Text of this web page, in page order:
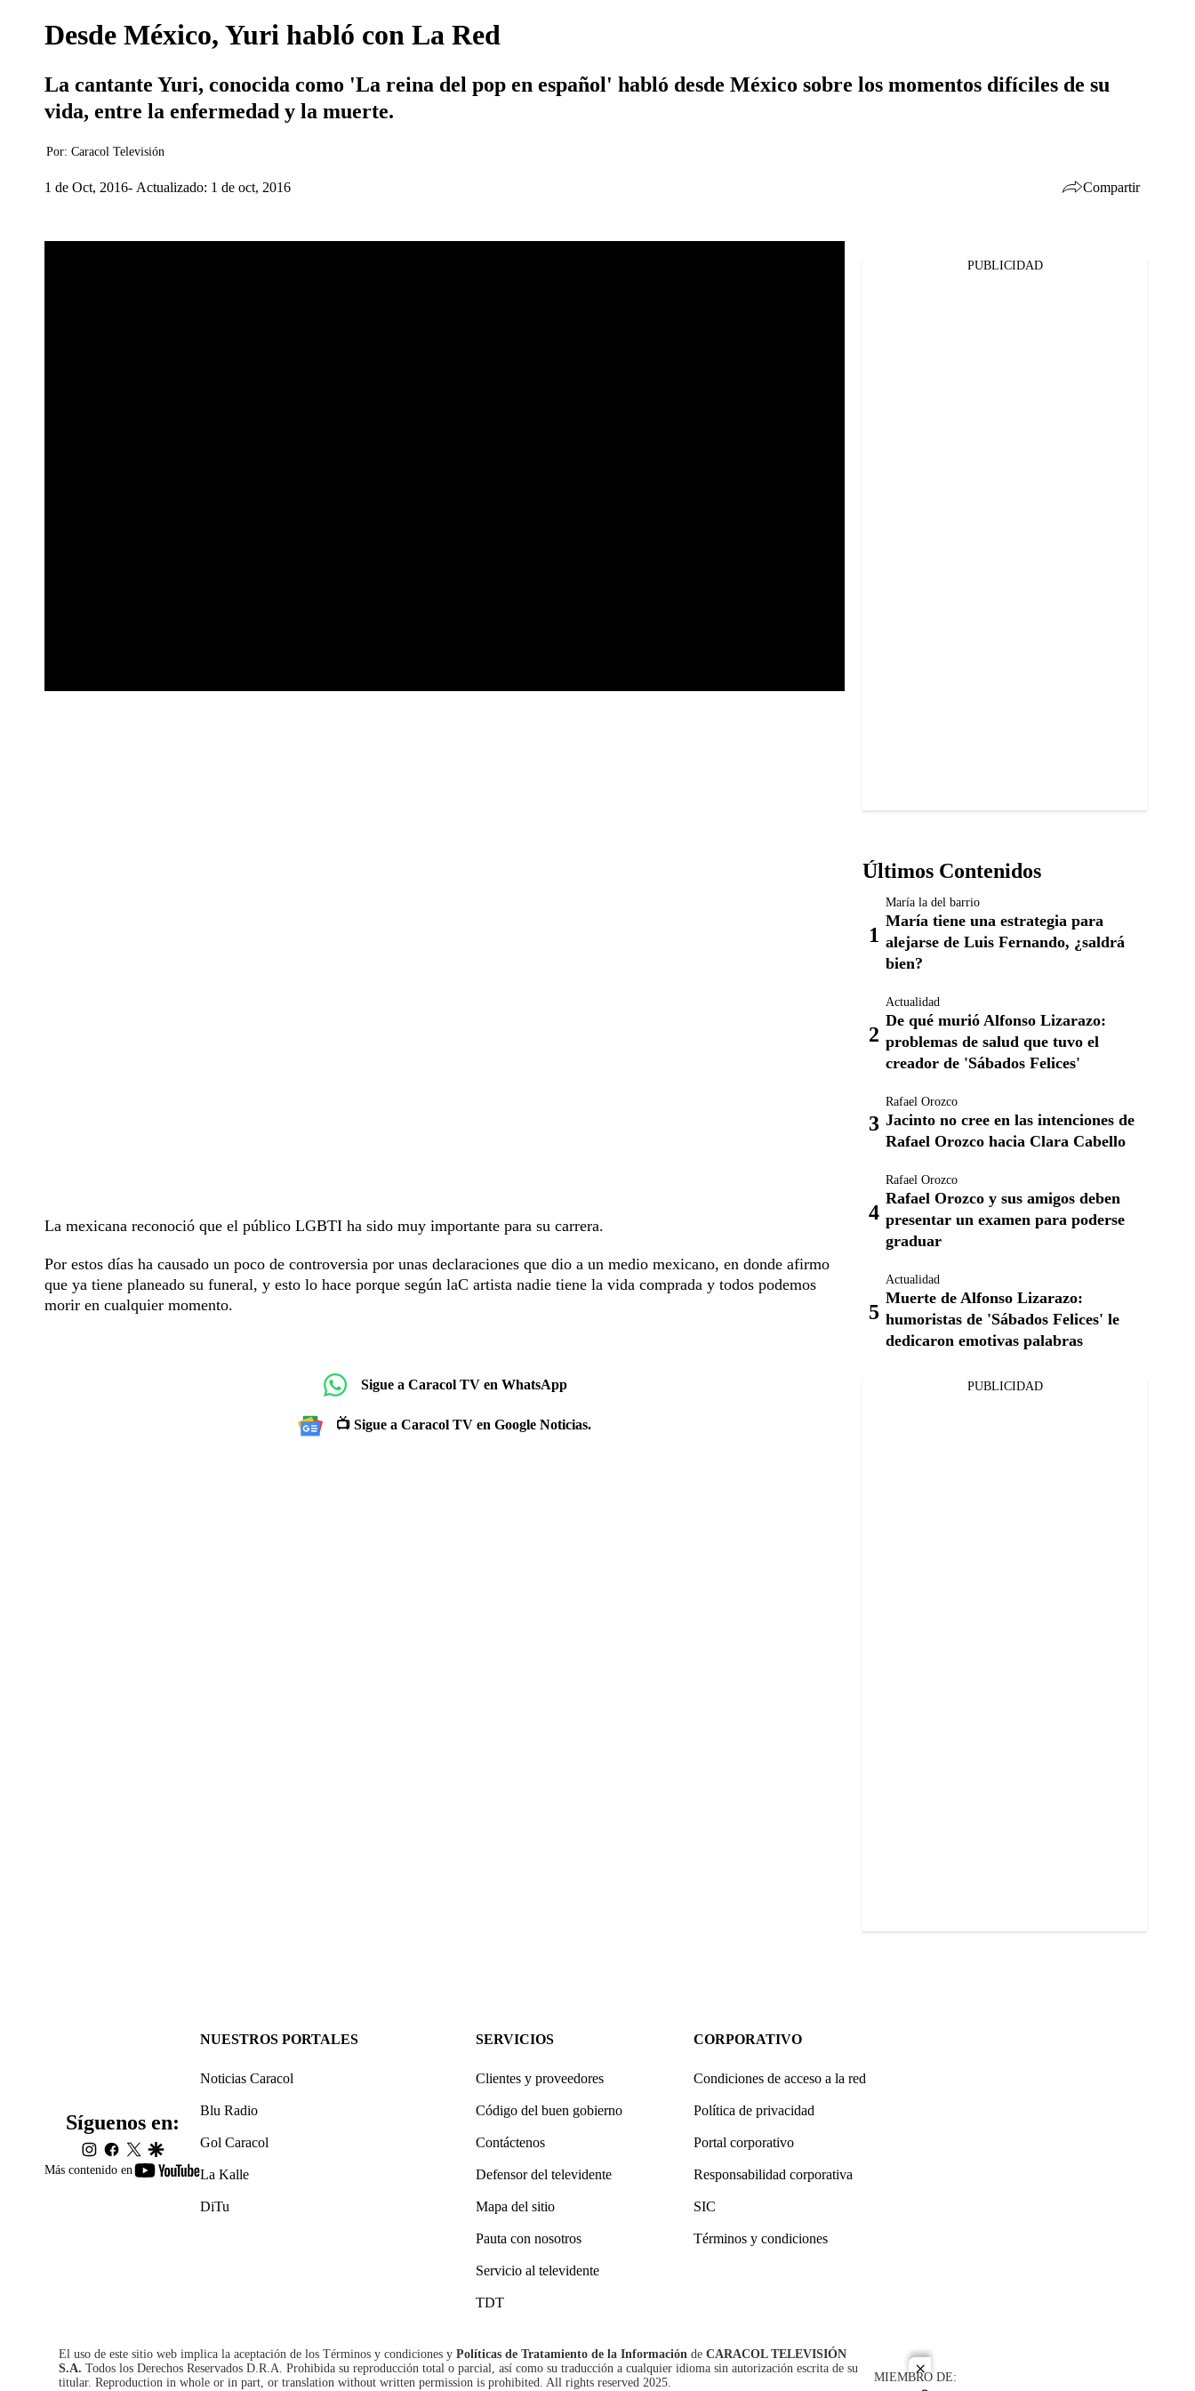
close
Desde México, Yuri habló con La Red
La cantante Yuri, conocida como 'La reina del pop en español' habló desde México sobre los momentos difíciles de su
vida, entre la enfermedad y la muerte.
Por: Caracol Televisión
1 de Oct, 2016 Actualizado: 1 de oct, 2016 Compartir
La mexicana reconoció que el público LGBTI ha sido muy importante para su carrera.
Por estos días ha causado un poco de controversia por unas declaraciones que dio a un medio mexicano, en donde afirmo
que ya tiene planeado su funeral, y esto lo hace porque según laC artista nadie tiene la vida comprada y todos podemos
morir en cualquier momento.
Sigue a Caracol TV en WhatsApp
📺 Sigue a Caracol TV en Google Noticias.
PUBLICIDAD
Últimos Contenidos
María la del barrio
María tiene una estrategia para
alejarse de Luis Fernando, ¿saldrá
bien?
Actualidad
De qué murió Alfonso Lizarazo:
problemas de salud que tuvo el
creador de 'Sábados Felices'
Rafael Orozco
Jacinto no cree en las intenciones de
Rafael Orozco hacia Clara Cabello
Rafael Orozco
Rafael Orozco y sus amigos deben
presentar un examen para poderse
graduar
Actualidad
Muerte de Alfonso Lizarazo:
humoristas de 'Sábados Felices' le
dedicaron emotivas palabras
PUBLICIDAD
Más contenido en
youtube-
Síguenos en:
instagram
facebook
twittergoogle
NUESTROS PORTALES
Noticias Caracol
Blu Radio
Gol Caracol
La Kalle
DiTu
SERVICIOS
Clientes y proveedores
Código del buen gobierno
Contáctenos
Defensor del televidente
Mapa del sitio
Pauta con nosotros
Servicio al televidente
TDT
CORPORATIVO
Condiciones de acceso a la red
Política de privacidad
Portal corporativo
Responsabilidad corporativa
SIC
Términos y condiciones
El uso de este sitio web implica la aceptación de los Términos y condiciones y Políticas de Tratamiento de la Información de CARACOL TELEVISIÓN
S.A. Todos los Derechos Reservados D.R.A. Prohibida su reproducción total o parcial, así como su traducción a cualquier idioma sin autorización escrita de su
titular. Reproduction in whole or in part, or translation without written permission is prohibited. All rights reserved 2025.
MIEMBRO DE: